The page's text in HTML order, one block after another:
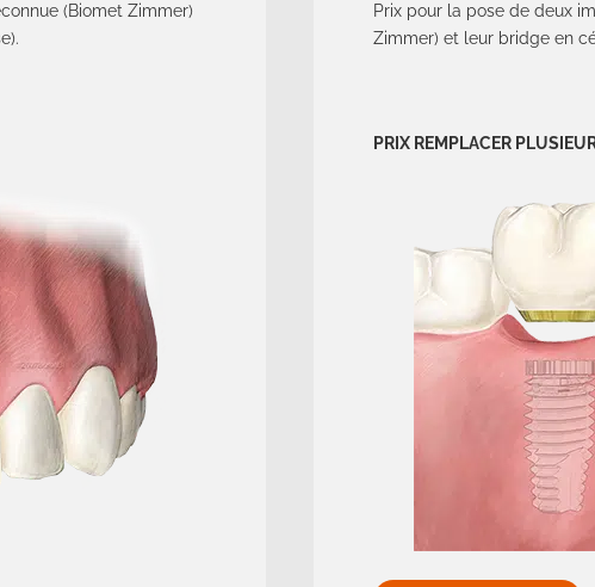
(Biomet Zimmer)
Prix pour la pose de deux
Zimmer) et leur bridge en
PRIX REMPLACER